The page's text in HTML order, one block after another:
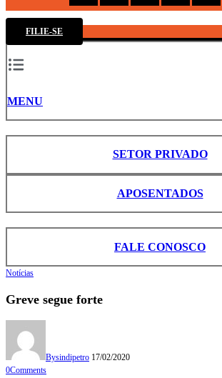
FILIE-SE
MENU
SETOR PRIVADO
APOSENTADOS
FALE CONOSCO
Notícias
Greve segue forte
Bysindipetro 17/02/2020
0Comments